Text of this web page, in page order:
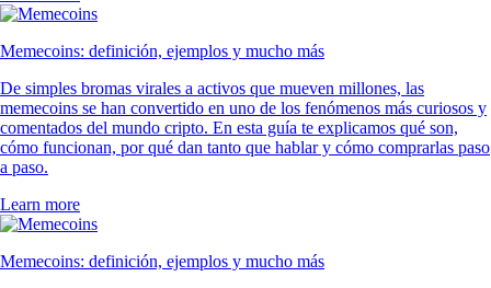
Memecoins: definición, ejemplos y mucho más
De simples bromas virales a activos que mueven millones, las
memecoins se han convertido en uno de los fenómenos más curiosos y
comentados del mundo cripto. En esta guía te explicamos qué son,
cómo funcionan, por qué dan tanto que hablar y cómo comprarlas paso
a paso.
Learn more
Memecoins: definición, ejemplos y mucho más